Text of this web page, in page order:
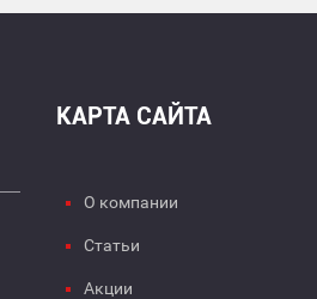
КАРТА САЙТА
О компании
Статьи
Акции